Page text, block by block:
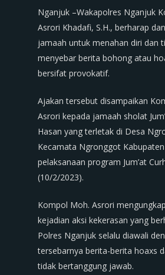
Nganjuk –Wakapolres Nganjuk
Asrori Khadafi, S.H., berharap
jamaah untuk menahan diri dan
menyebar berita bohong atau
bersifat provokatif.
Ajakan tersebut disampaikan
Asrori kepada jamaah sholat
Hasan yang terletak di Desa
Kecamata Ngronggot
pelaksanaan program Jum’at
(10/2/2023).
Kompol Moh. Asrori
kejadian aksi kekerasan yang
Polres Nganjuk selalu diawali
tersebarnya berita-berita hoaxs
tidak bertanggung jawab.